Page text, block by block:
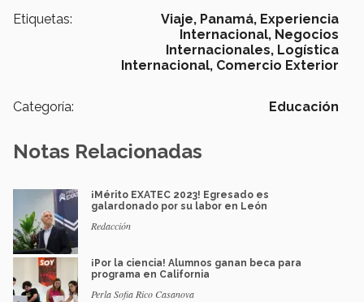
Etiquetas: Viaje, Panamá, Experiencia
Internacional, Negocios
Internacionales, Logística
Internacional, Comercio Exterior
Categoría: Educación
Notas Relacionadas
¡Mérito EXATEC 2023! Egresado es
galardonado por su labor en León
Redacción
¡Por la ciencia! Alumnos ganan beca para
programa en California
Perla Sofia Rico Casanova